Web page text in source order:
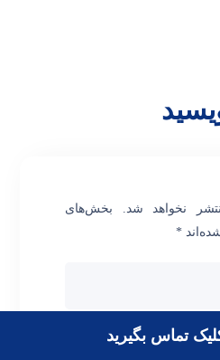
نخواهد شد.
بخش‌های
*
تماس بگیرید